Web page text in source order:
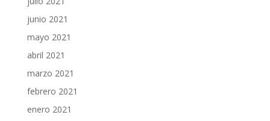
junio 2021
mayo 2021
abril 2021
marzo 2021
febrero 2021
enero 2021